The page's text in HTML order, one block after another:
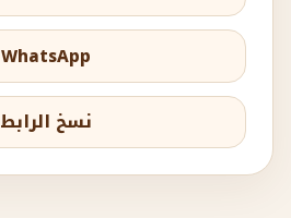
WhatsApp
نسخ الرابط